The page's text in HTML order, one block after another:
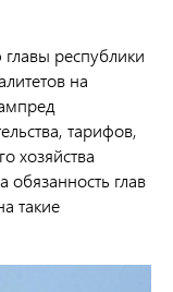
республики
на
тарифов,
хозяйства
обязанность глав
такие